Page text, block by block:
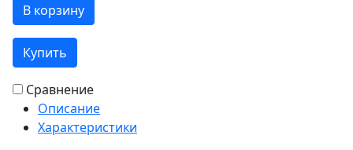
В корзину
Купить
Сравнение
Описание
Характеристики